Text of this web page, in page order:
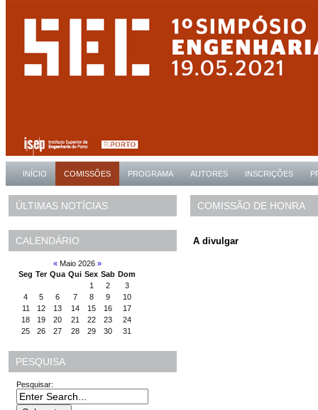
INÍCIO COMISSÕES PROGRAMA AUTORES INSCRIÇÕES
ÚLTIMAS NOTÍCIAS
CALENDÁRIO
«Maio 2026 »
Seg Ter Qua Qui Sex Sab Dom
1
2
3
4
5 6 7 8 9
10
11
12 13 14 15 16
17
18
19 20 21 22 23
24
25
26 27 28 29 30 31
PESQUISA
Pesquisar:
COMISSÃO DE HONRA
A divulgar